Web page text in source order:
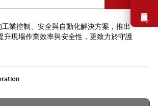
需要幫助嗎？
業控制、安全與自動化解決方案，推出
升現場作業效率與安全性，更致力於守護